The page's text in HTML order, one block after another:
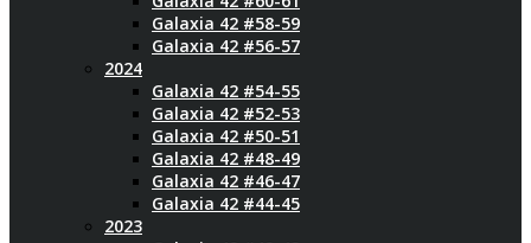
Galaxia 42 #58-59
Galaxia 42 #56-57
2024
Galaxia 42 #54-55
Galaxia 42 #52-53
Galaxia 42 #50-51
Galaxia 42 #48-49
Galaxia 42 #46-47
Galaxia 42 #44-45
2023